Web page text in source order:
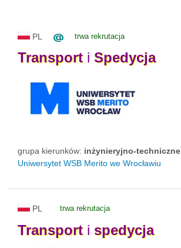
PL trwa rekrutacja
Transporti Spedycja
grupa kierunków: inżynieryjno-techniczne
Uniwersytet WSB Merito we Wrocławiu
PL trwa rekrutacja
Transporti spedycja